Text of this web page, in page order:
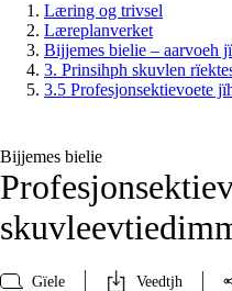
Læring og trivsel
Læreplanverket
Bijjemes bielie – aarvoeh
3. Prinsihph skuvlen
3.5 Profesjonsektievoete
Bijjemes bielie
Gïele Veedtjh